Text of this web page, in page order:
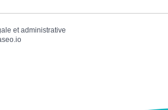
et administrative